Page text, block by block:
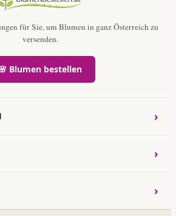
für Sie, um Blumen in ganz Österreich zu
versenden.
Blumen bestellen
›
›
›